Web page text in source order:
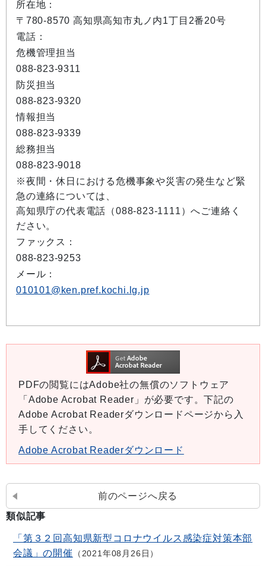
所在地：
〒780-8570 高知県高知市丸ノ内1丁目2番20号
電話：
危機管理担当
088-823-9311
防災担当
088-823-9320
情報担当
088-823-9339
総務担当
088-823-9018
※夜間・休日における危機事象や災害の発生など緊
急の連絡については、
高知県庁の代表電話（088-823-1111）へご連絡く
ださい。
ファックス：
088-823-9253
メール：
010101@ken.pref.kochi.lg.jp
PDFの閲覧にはAdobe社の無償のソフトウェア
「Adobe Acrobat Reader」が必要です。下記の
Adobe Acrobat Readerダウンロードページから入
手してください。
Adobe Acrobat Readerダウンロード
前のページへ戻る
類似記事
「第３２回高知県新型コロナウイルス感染症対策本部
会議」の開催
2021年08月26日